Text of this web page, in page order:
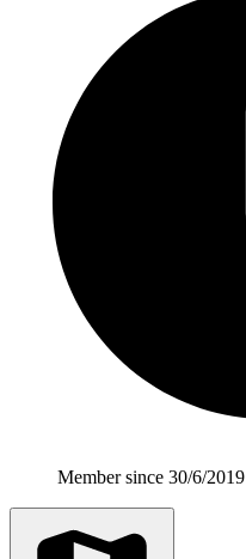
Member since 30/6/2019